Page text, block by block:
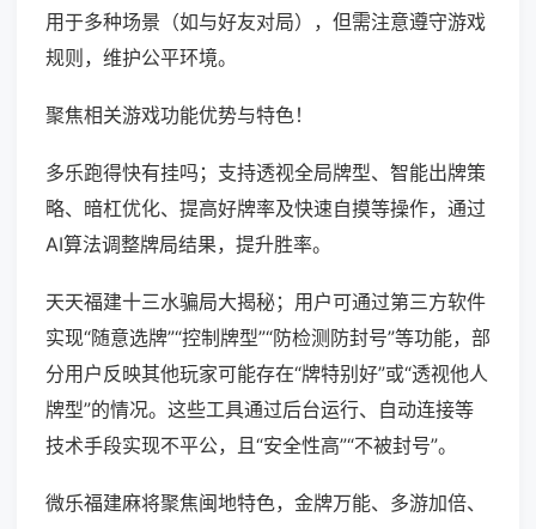
用于多种场景（如与好友对局），但需注意遵守游戏
规则，维护公平环境。
聚焦相关游戏功能优势与特色！
多乐跑得快有挂吗；支持透视全局牌型、智能出牌策
略、暗杠优化、提高好牌率及快速自摸等操作，通过
AI算法调整牌局结果，提升胜率。
天天福建十三水骗局大揭秘；用户可通过第三方软件
实现“随意选牌”“控制牌型”“防检测防封号”等功能，部
分用户反映其他玩家可能存在“牌特别好”或“透视他人
牌型”的情况。这些工具通过后台运行、自动连接等
技术手段实现不平公，且“安全性高”“不被封号”。
微乐福建麻将聚焦闽地特色，金牌万能、多游加倍、